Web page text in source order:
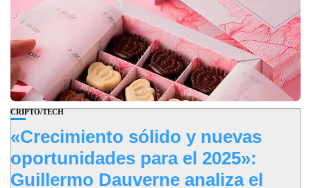
CRIPTO/TECH
«Crecimiento sólido y nuevas
oportunidades para el 2025»:
Guillermo Dauverne analiza el